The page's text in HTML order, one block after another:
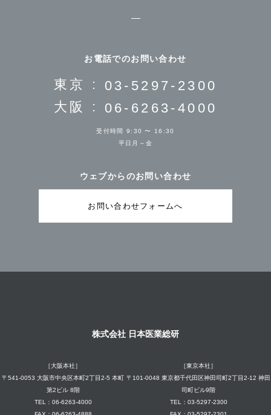
お電話でのお問い合わせ
東京 : 03-5297-2300
大阪 : 06-6263-4000
受付時間 9:30 〜 16:30
平日月～金
ウェブからのお問い合わせ
お問い合わせフォームへ
株式会社 日本医業総研
［大阪本社］
〒541-0053 大阪市中央区本町2丁目2-5 本町
第2ビル 8階
TEL：06-6263-4000
［東京本社］
〒101-0048 東京都千代田区神田司町2丁目2-12 神田
司町ビル9階
TEL：03-5297-2300